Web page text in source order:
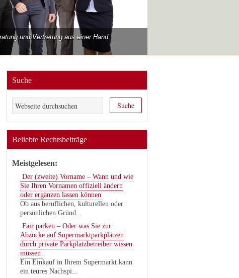
und Vertretung aus einer Hand
Suche
Beliebte Rechtsbeiträge
Meistgelesen:
Der (zweite) Vorname – Wann und wie
Sie Ihren Vornamen offiziell ändern
oder ergänzen lassen können
Ob aus beruflichen, kulturellen oder
persönlichen Gründ...
Fair parken – Oder was Sie zur
Abzocke auf Supermarktparkplätzen
durch private Parkplatzbetreiber wissen
müssen
Ein Einkauf in Ihrem Supermarkt kann
ein teures Nachspi...